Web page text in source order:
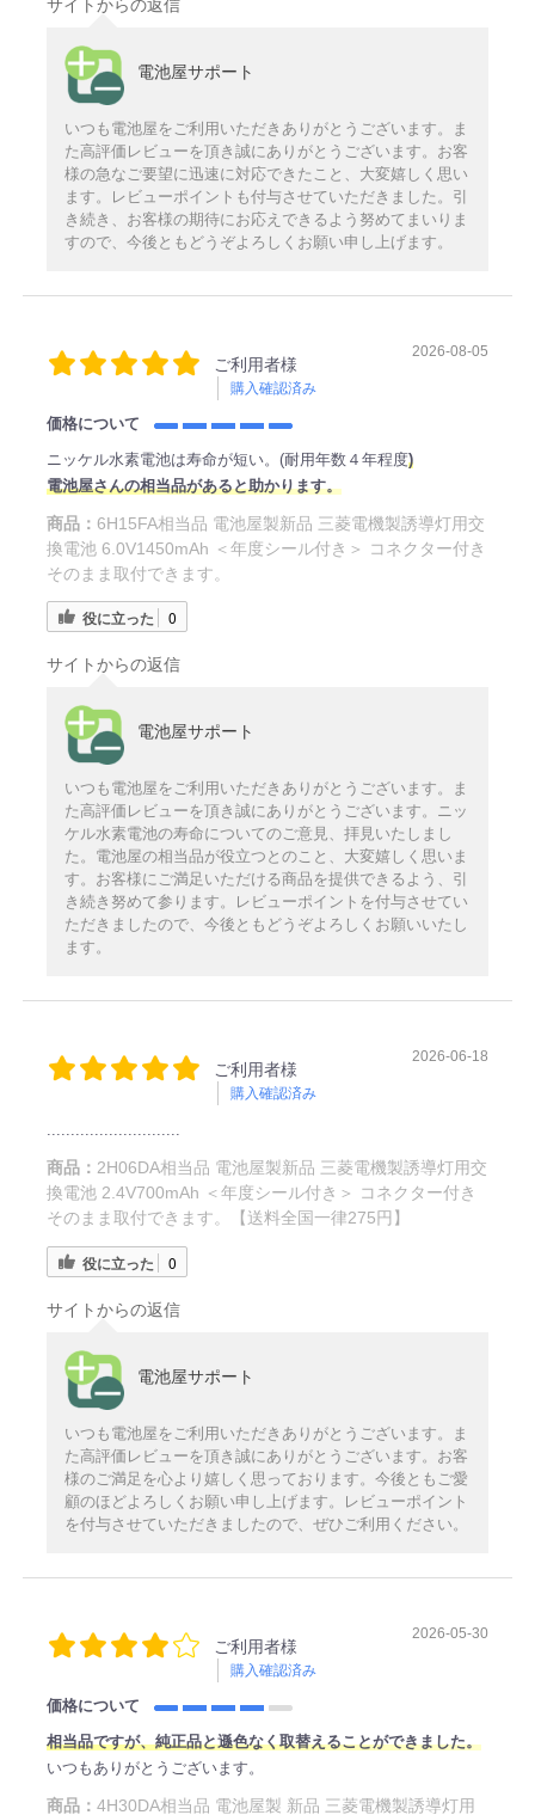
サイトからの返信
電池屋サポート
いつも電池屋をご利用いただきありがとうございます。ま
た高評価レビューを頂き誠にありがとうございます。お客
様の急なご要望に迅速に対応できたこと、大変嬉しく思い
ます。レビューポイントも付与させていただきました。引
き続き、お客様の期待にお応えできるよう努めてまいりま
すので、今後ともどうぞよろしくお願い申し上げます。
ご利用者様
購入確認済み
2026-08-05
価格について
ニッケル水素電池は寿命が短い。(耐用年数４年程度)
電池屋さんの相当品があると助かります。
商品： 6H15FA相当品 電池屋製新品 三菱電機製誘導灯用交
換電池 6.0V1450mAh ＜年度シール付き＞ コネクター付き
そのまま取付できます。
役に立った 0
サイトからの返信
電池屋サポート
いつも電池屋をご利用いただきありがとうございます。ま
た高評価レビューを頂き誠にありがとうございます。ニッ
ケル水素電池の寿命についてのご意見、拝見いたしまし
た。電池屋の相当品が役立つとのこと、大変嬉しく思いま
す。お客様にご満足いただける商品を提供できるよう、引
き続き努めて参ります。レビューポイントを付与させてい
ただきましたので、今後ともどうぞよろしくお願いいたし
ます。
ご利用者様
購入確認済み
2026-06-18
............................
商品： 2H06DA相当品 電池屋製新品 三菱電機製誘導灯用交
換電池 2.4V700mAh ＜年度シール付き＞ コネクター付き
そのまま取付できます。【送料全国一律275円】
役に立った 0
サイトからの返信
電池屋サポート
いつも電池屋をご利用いただきありがとうございます。ま
た高評価レビューを頂き誠にありがとうございます。お客
様のご満足を心より嬉しく思っております。今後ともご愛
顧のほどよろしくお願い申し上げます。レビューポイント
を付与させていただきましたので、ぜひご利用ください。
ご利用者様
購入確認済み
2026-05-30
価格について
相当品ですが、純正品と遜色なく取替えることができました。
いつもありがとうございます。
商品： 4H30DA相当品 電池屋製 新品 三菱電機製誘導灯用